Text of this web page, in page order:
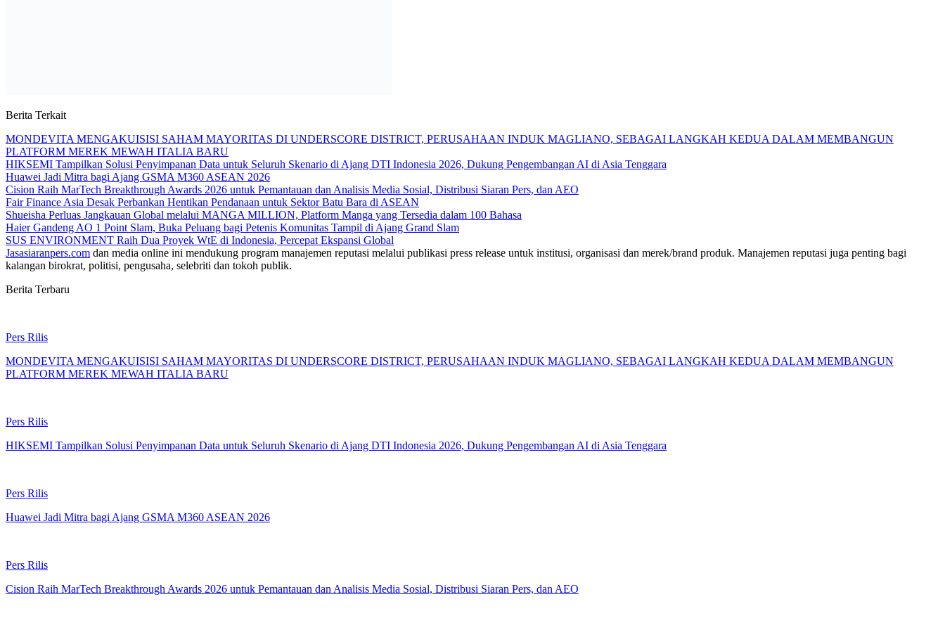
Berita Terkait
MONDEVITA MENGAKUISISI SAHAM MAYORITAS DI UNDERSCORE DISTRICT, PERUSAHAAN INDUK MAGLIANO, SEBAGAI LANGKAH KEDUA DALAM MEMBANGUN
PLATFORM MEREK MEWAH ITALIA BARU
HIKSEMI Tampilkan Solusi Penyimpanan Data untuk Seluruh Skenario di Ajang DTI Indonesia 2026, Dukung Pengembangan AI di Asia Tenggara
Huawei Jadi Mitra bagi Ajang GSMA M360 ASEAN 2026
Cision Raih MarTech Breakthrough Awards 2026 untuk Pemantauan dan Analisis Media Sosial, Distribusi Siaran Pers, dan AEO
Fair Finance Asia Desak Perbankan Hentikan Pendanaan untuk Sektor Batu Bara di ASEAN
Shueisha Perluas Jangkauan Global melalui MANGA MILLION, Platform Manga yang Tersedia dalam 100 Bahasa
Haier Gandeng AO 1 Point Slam, Buka Peluang bagi Petenis Komunitas Tampil di Ajang Grand Slam
SUS ENVIRONMENT Raih Dua Proyek WtE di Indonesia, Percepat Ekspansi Global
Jasasiaranpers.com dan media online ini mendukung program manajemen reputasi melalui publikasi press release untuk institusi, organisasi dan merek/brand produk. Manajemen reputasi juga penting bagi
kalangan birokrat, politisi, pengusaha, selebriti dan tokoh publik.
Berita Terbaru
Pers Rilis
MONDEVITA MENGAKUISISI SAHAM MAYORITAS DI UNDERSCORE DISTRICT, PERUSAHAAN INDUK MAGLIANO, SEBAGAI LANGKAH KEDUA DALAM MEMBANGUN
PLATFORM MEREK MEWAH ITALIA BARU
Pers Rilis
HIKSEMI Tampilkan Solusi Penyimpanan Data untuk Seluruh Skenario di Ajang DTI Indonesia 2026, Dukung Pengembangan AI di Asia Tenggara
Pers Rilis
Huawei Jadi Mitra bagi Ajang GSMA M360 ASEAN 2026
Pers Rilis
Cision Raih MarTech Breakthrough Awards 2026 untuk Pemantauan dan Analisis Media Sosial, Distribusi Siaran Pers, dan AEO